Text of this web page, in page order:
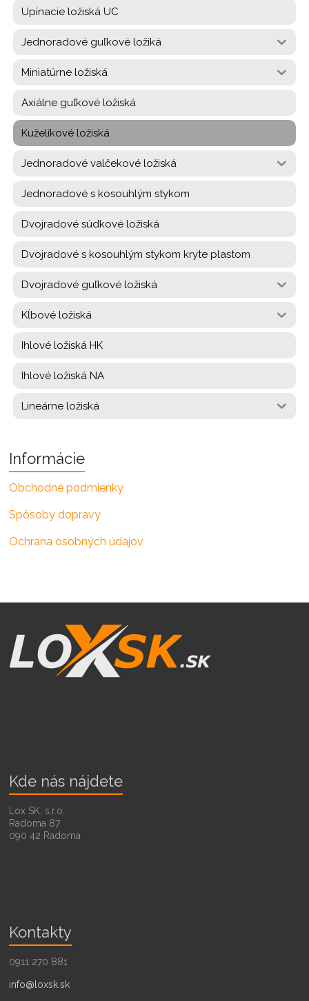
Upínacie ložiská UC
Jednoradové guľkové ložiká
Miniatúrne ložiská
Axiálne guľkové ložiská
Kuželíkové ložiská
Jednoradové valčekové ložiská
Jednoradové s kosouhlým stykom
Dvojradové súdkové ložiská
Dvojradové s kosouhlým stykom kryte plastom
Dvojradové guľkové ložiská
Kĺbové ložiská
Ihlové ložiská HK
Ihlové ložiská NA
Lineárne ložiská
Informácie
Obchodné podmienky
Spôsoby dopravy
Ochrana osobných údajov
Kde nás nájdete
Lox SK, s.r.o.
Radoma 87
090 42 Radoma
Kontakty
0911 270 881
info@loxsk.sk